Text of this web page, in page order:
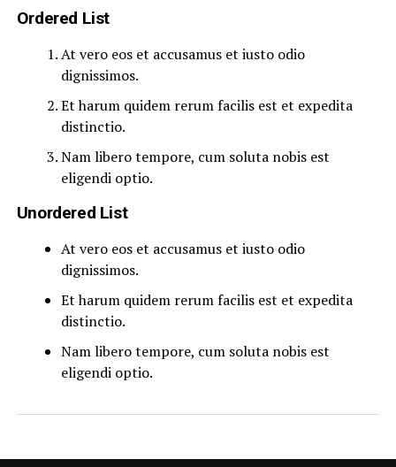
Ordered List
At vero eos et accusamus et iusto odio
dignissimos.
Et harum quidem rerum facilis est et expedita
distinctio.
Nam libero tempore, cum soluta nobis est
eligendi optio.
Unordered List
At vero eos et accusamus et iusto odio
dignissimos.
Et harum quidem rerum facilis est et expedita
distinctio.
Nam libero tempore, cum soluta nobis est
eligendi optio.